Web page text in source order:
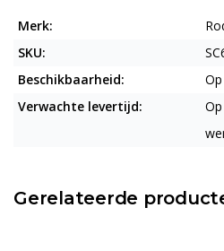
Merk:
SKU:
Beschikbaarheid:
Verwachte levertijd:
Gerelateerde